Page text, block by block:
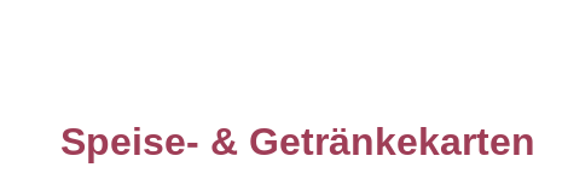
Speise- & Getränkekarten